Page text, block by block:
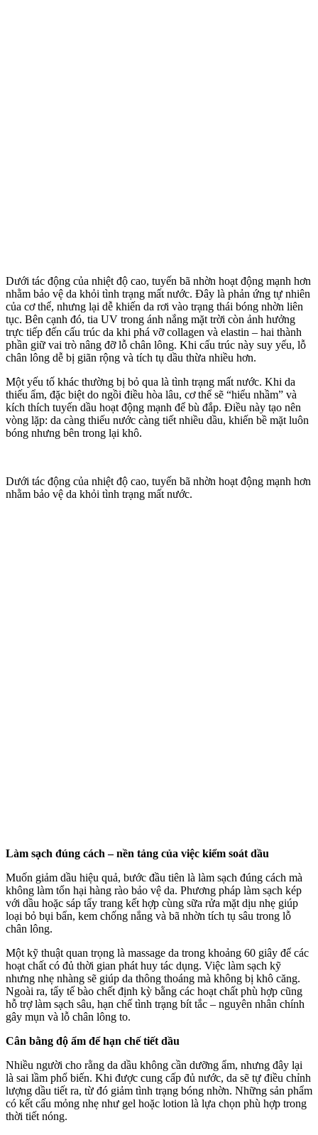
Dưới tác động của nhiệt độ cao, tuyến bã nhờn hoạt động mạnh hơn
nhằm bảo vệ da khỏi tình trạng mất nước. Đây là phản ứng tự nhiên
của c‌ơ th‌ể, nhưng lại dễ khiến da rơi vào trạng thái bóng nhờn liên
tục. Bên cạnh đó, tia UV trong ánh nắng mặt trời còn ảnh hưởng
trực tiếp đến cấu trúc da khi phá vỡ collagen và elastin – hai thành
phần giữ vai trò nâng đỡ lỗ chân lông. Khi cấu trúc này suy yếu, lỗ
chân lông dễ bị giãn rộng và tích tụ dầu thừa nhiều hơn.
Một yếu tố khác thường bị bỏ qua là tình trạng mất nước. Khi da
thiếu ẩm, đặc biệt do ngồi điều hòa lâu, c‌ơ th‌ể sẽ “hiểu nhầm” và
kíc‌h thí‌ch tuyến dầu hoạt động mạnh để bù đắp. Điều này tạo nên
vòng lặp: da càng thiếu nước càng tiết nhiều dầu, khiến bề mặt luôn
bóng nhưng bên trong lại khô.
Dưới tác động của nhiệt độ cao, tuyến bã nhờn hoạt động mạnh hơn
nhằm bảo vệ da khỏi tình trạng mất nước.
Làm sạch đúng cách – nền tảng của việc kiểm soát dầu
Muốn giảm dầu hiệu quả, bước đầu tiên là làm sạch đúng cách mà
không làm tổn hại hàng rào bảo vệ da. Phương pháp làm sạch kép
với dầu hoặc sáp tẩy trang kết hợp cùng sữa rửa mặt dịu nhẹ giúp
loại bỏ bụi bẩn, kem chống nắng và bã nhờn tích tụ sâu trong lỗ
chân lông.
Một kỹ thuật quan trọng là massage da trong khoảng 60 giây để các
hoạt chất có đủ thời gian phát huy tác dụng. Việc làm sạch kỹ
nhưng nhẹ nhàng sẽ giúp da thông thoáng mà không bị khô căng.
Ngoài ra, tẩy tế bào chết định kỳ bằng các hoạt chất phù hợp cũng
hỗ trợ làm sạch sâu, hạn chế tình trạng bít tắc – nguyên nhân chính
gây mụn và lỗ chân lông to.
Cân bằng độ ẩm để hạn chế tiết dầu
Nhiều người cho rằng da dầu không cần dưỡng ẩm, nhưng đây lại
là sai lầm phổ biến. Khi được cung cấp đủ nước, da sẽ tự điều chỉnh
lượng dầu tiết ra, từ đó giảm tình trạng bóng nhờn. Những sản phẩm
có kết cấu mỏng nhẹ như gel hoặc lotion là lựa chọn phù hợp trong
thời tiết nóng.